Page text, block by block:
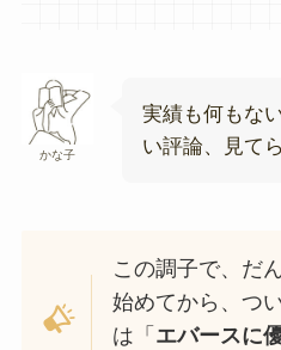
かな子
実績も何もな
い評論、見て
この調子で、だ
始めてから、つ
は「 エバースに